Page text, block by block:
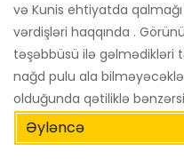
və Kunis ehtiyatda
vərdişləri haqqında .
təşəbbüsü ilə gəlmədikləri
nağd pulu ala
olduğunda qətiliklə
Əyləncə